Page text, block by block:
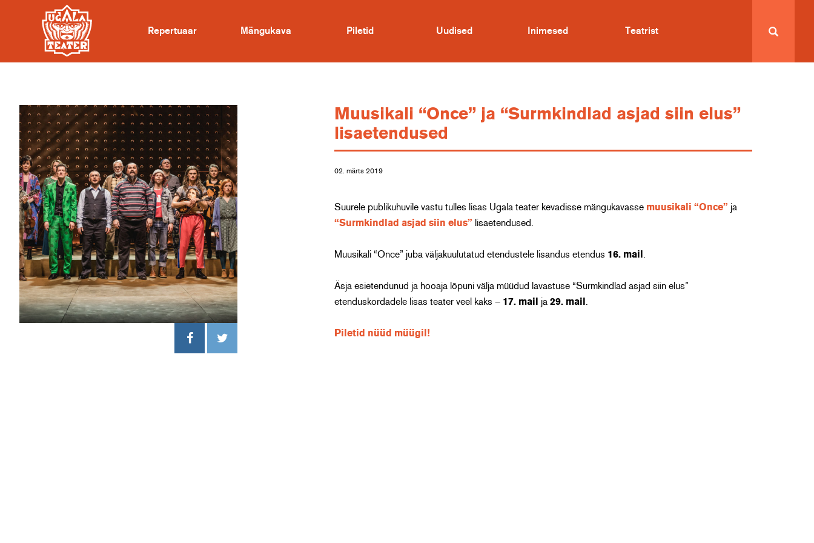
Repertuaar Mängukava Piletid Uudised Inimesed Teatrist
Muusikali “Once” ja “Surmkindlad asjad siin elus”
lisaetendused
02. märts 2019
Suurele publikuhuvile vastu tulles lisas Ugala teater kevadisse mängukavasse muusikali “Once” ja
“Surmkindlad asjad siin elus” lisaetendused.
Muusikali “Once” juba väljakuulutatud etendustele lisandus etendus 16. mail
Äsja esietendunud ja hooaja lõpuni välja müüdud lavastuse “Surmkindlad asjad siin elus”
etenduskordadele lisas teater veel kaks – 17. mail ja 29. mail
Piletid nüüd müügil!